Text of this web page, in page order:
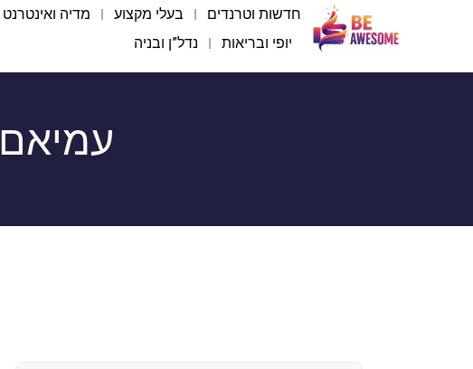
חדשות וטרנדים בעלי מקצוע מדיה ואינטרנט
יופי ובריאות
נדל”ן ובניה